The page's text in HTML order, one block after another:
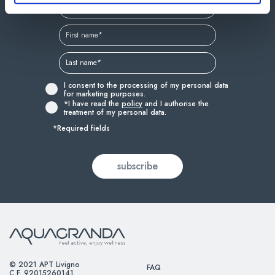
I consent to the processing of my personal data
for marketing purposes.
*I have read the policy and I authorise the
treatment of my personal data.
*Required fields
© 2021 APT Livigno FAQ